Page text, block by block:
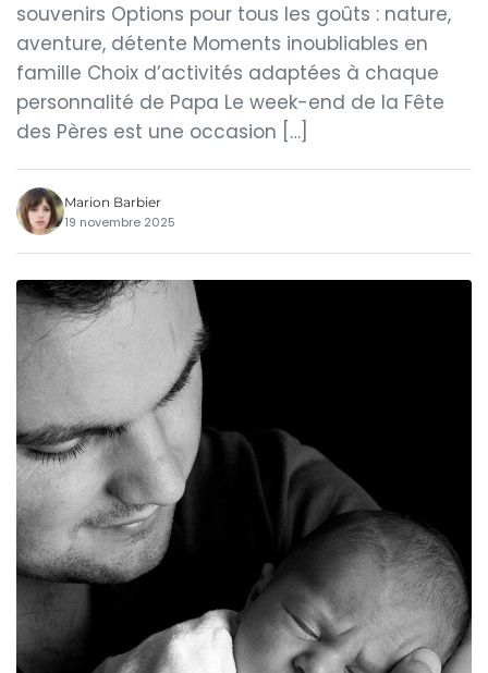
souvenirs Options pour tous les goûts : nature,
aventure, détente Moments inoubliables en
famille Choix d’activités adaptées à chaque
personnalité de Papa Le week-end de la Fête
des Pères est une occasion […]
Marion Barbier
19 novembre 2025